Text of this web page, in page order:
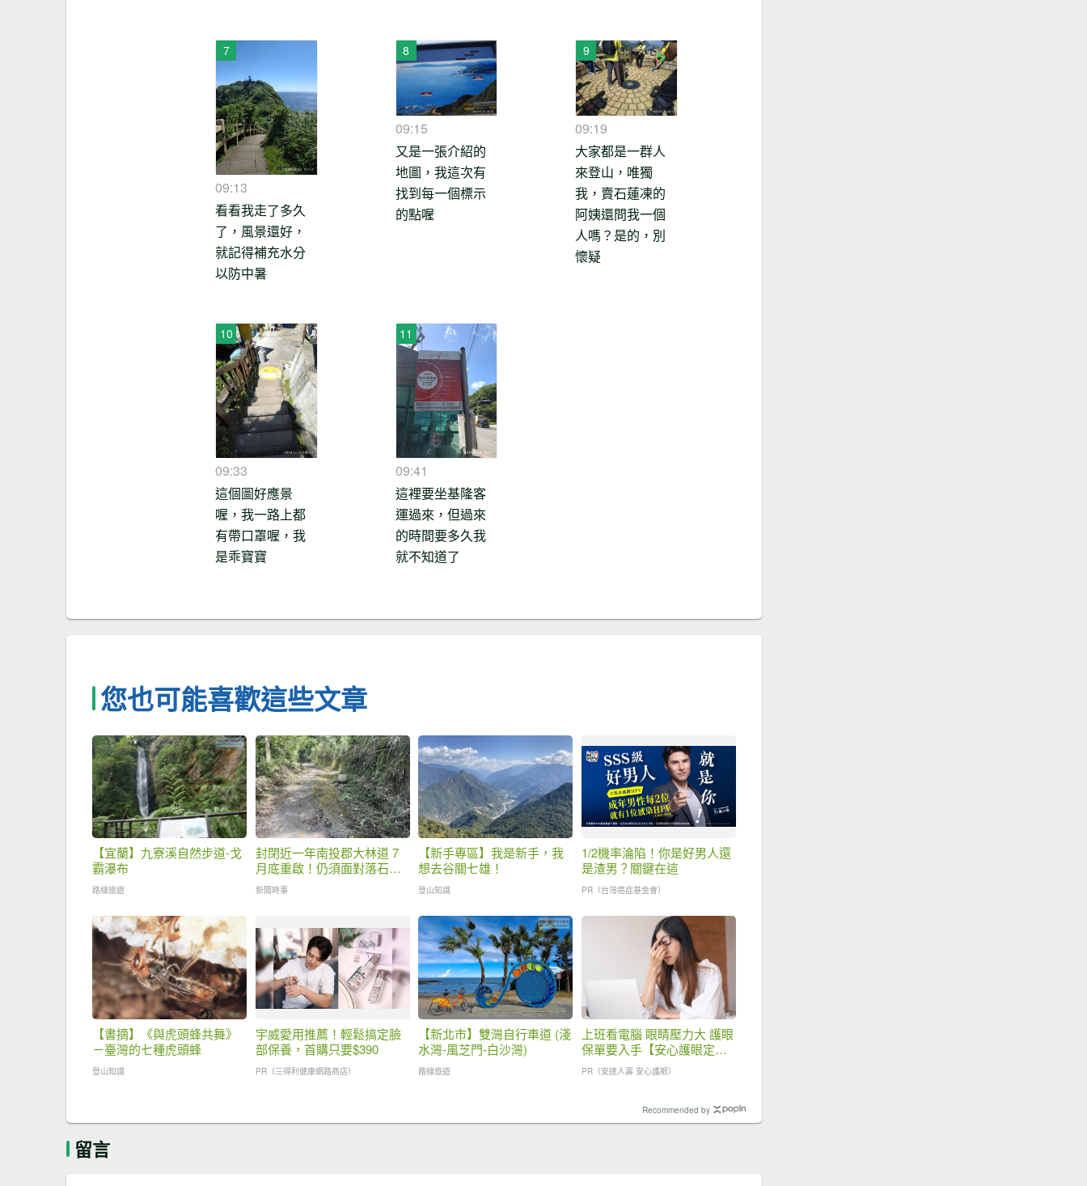
09:13
看看我走了多久
了，風景還好，
就記得補充水分
以防中暑
09:15
又是一張介紹的
地圖，我這次有
找到每一個標示
的點喔
09:19
大家都是一群人
來登山，唯獨
我，賣石蓮凍的
阿姨還問我一個
人嗎？是的，別
懷疑
09:33
這個圖好應景
喔，我一路上都
有帶口罩喔，我
是乖寶寶
09:41
這裡要坐基隆客
運過來，但過來
的時間要多久我
就不知道了
您也可能喜歡這些文章
【宜蘭】九寮溪自然步道-戈
霸瀑布
路線旅遊
封閉近一年南投郡大林道 7
月底重啟！仍須面對落石、
坍方考驗
新聞時事
【新手專區】我是新手，我
想去谷關七雄！
登山知識
1/2機率淪陷！你是好男人還
是渣男？關鍵在這
PR（台灣癌症基金會）
【書摘】《與虎頭蜂共舞》
－臺灣的七種虎頭蜂
登山知識
宇威愛用推薦！輕鬆搞定臉
部保養，首購只要$390
PR（三得利健康網路商店）
【新北市】雙灣自行車道 (淺
水灣-風芝門-白沙灣)
路線旅遊
上班看電腦 眼睛壓力大 護眼
保單要入手【安心護眼定期
眼睛險】
PR（安達人壽 安心護眼）
Recommended by
留言